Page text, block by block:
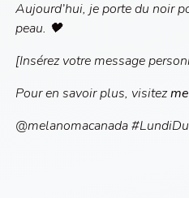
Aujourd’hui, je porte du noir
peau. 🖤
[Insérez votre message
Pour en savoir plus, visitez
@melanomacanada